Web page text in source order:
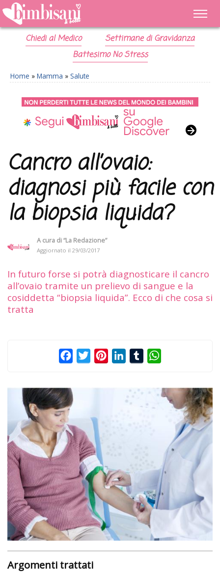
Chiedi al Medico
Settimane di Gravidanza
Battesimo No Stress
Home » Mamma » Salute
Cancro all’ovaio:
diagnosi più facile con
la biopsia liquida?
A cura di“La Redazione”
Aggiornato il 29/03/2017
In futuro forse si potrà diagnosticare il cancro
all’ovaio tramite un prelievo di sangue e la
cosiddetta “biopsia liquida”. Ecco di che cosa si
tratta
FacebookTwitterPinterestLinkedInTumblr
Argomenti trattati